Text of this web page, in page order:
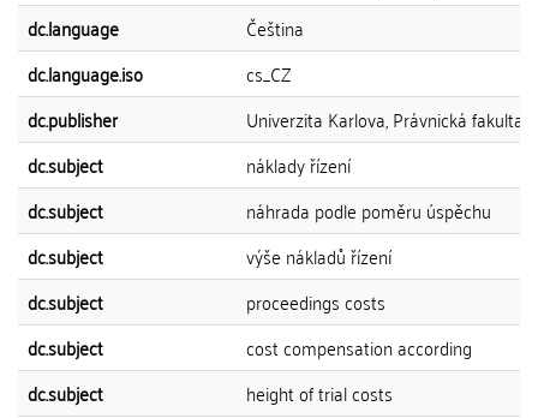
dc.language
Čeština
dc.language.iso
cs_CZ
dc.publisher
Univerzita Karlova, Právnická fakulta
dc.subject
náklady řízení
dc.subject
náhrada podle poměru úspěchu
dc.subject
výše nákladů řízení
dc.subject
proceedings costs
dc.subject
cost compensation according
dc.subject
height of trial costs